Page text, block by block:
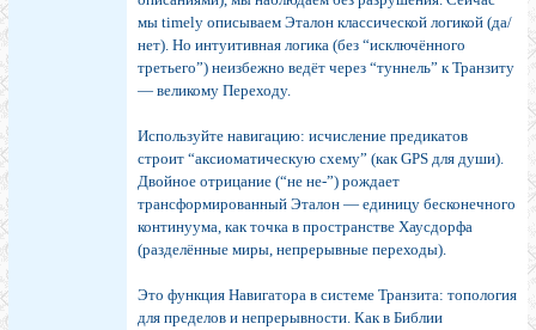
мы timely описываем Эталон классической логикой (да/
нет). Но интуитивная логика (без “исключённого
третьего”) неизбежно ведёт через “туннель” к Транзиту
— великому Переходу.
Используйте навигацию: исчисление предикатов
строит “аксиоматическую схему” (как GPS для души).
Двойное отрицание (“не не-”) рождает
трансформированный Эталон — единицу бесконечного
континуума, как точка в пространстве Хаусдорфа
(разделённые миры, непрерывные переходы).
Это функция Навигатора в системе Транзита: топология
для пределов и непрерывности. Как в Библии